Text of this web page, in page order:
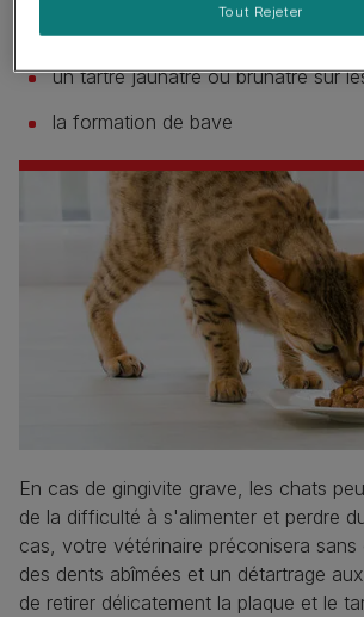
des gencives enflammées
un tartre jaunâtre ou brunâtre sur
la formation de bave
En cas de gingivite grave, les chats
de la difficulté à s'alimenter et perdre
cas, votre vétérinaire préconisera sans
des dents abîmées et un détartrage
de retirer délicatement la plaque et le
Tout Rejeter